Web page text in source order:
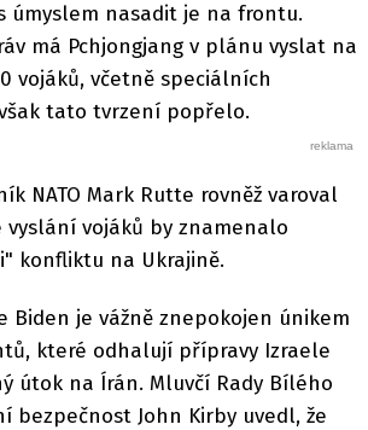
úmyslem nasadit je na frontu.
má Pchjongjang v plánu vyslat na
vojáků, včetně speciálních
tato tvrzení popřelo.
NATO Mark Rutte rovněž varoval
vyslání vojáků by znamenalo
konfliktu na Ukrajině.
Biden je vážně znepokojen únikem
které odhalují přípravy Izraele
útok na Írán. Mluvčí Rady Bílého
bezpečnost John Kirby uvedl, že